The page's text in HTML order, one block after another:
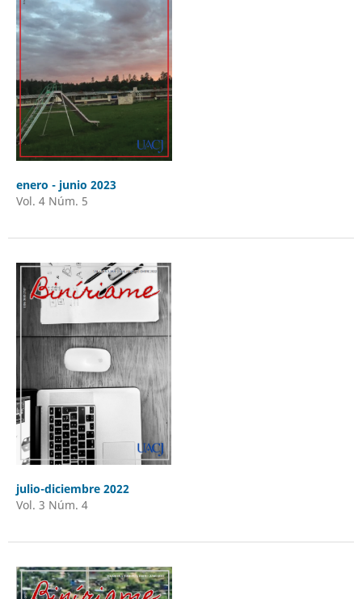
enero - junio 2023
Vol. 4 Núm. 5
julio-diciembre 2022
Vol. 3 Núm. 4